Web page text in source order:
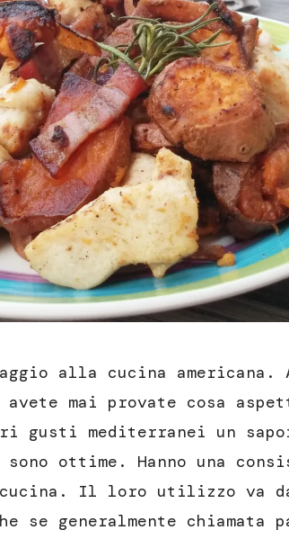
alla cucina
mai provate cosa
gusti mediterranei un
ottime. Hanno una
Il loro utilizzo va
se generalmente chiamata